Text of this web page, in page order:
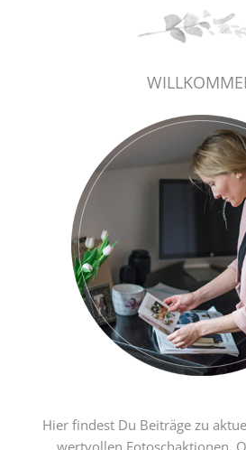
Hier findest Du Beiträge zu
wertvollen Fotoschaktionen.